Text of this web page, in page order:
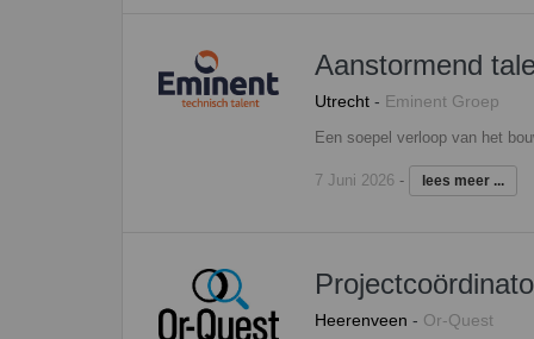
Aanstormend
Utrecht- Eminent Groep
7 Juni 2026- lees meer ...
Heerenveen - Or-Quest